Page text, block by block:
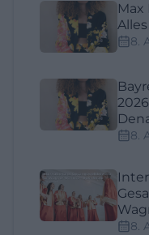
Max
8.
8.
8.